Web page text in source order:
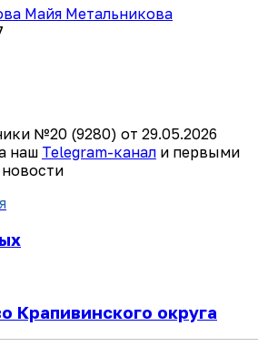
Майя Метальникова
наш Telegram-канал и первыми
Крапивинского округа